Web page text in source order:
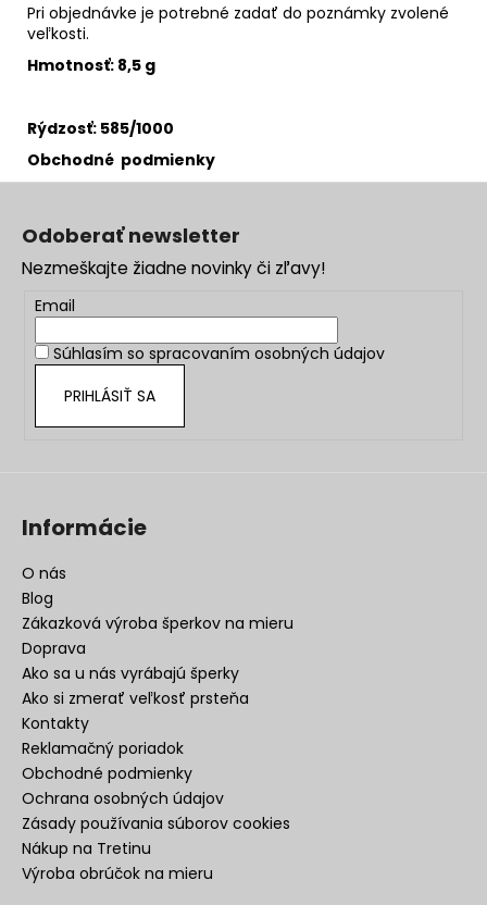
Pri objednávke je potrebné zadať do poznámky zvolené
veľkosti.
Hmotnosť: 8,5 g
Rýdzosť: 585/1000
Obchodné podmienky
Odoberať newsletter
Nezmeškajte žiadne novinky či zľavy!
Email
Súhlasím so spracovaním osobných údajov
PRIHLÁSIŤ SA
Informácie
O nás
Blog
Zákazková výroba šperkov na mieru
Doprava
Ako sa u nás vyrábajú šperky
Ako si zmerať veľkosť prsteňa
Kontakty
Reklamačný poriadok
Obchodné podmienky
Ochrana osobných údajov
Zásady používania súborov cookies
Nákup na Tretinu
Výroba obrúčok na mieru